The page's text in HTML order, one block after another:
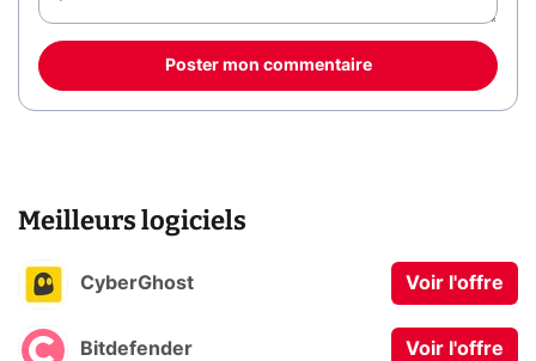
Poster mon commentaire
Meilleurs logiciels
CyberGhost Voir l'offre
Bitdefender Voir l'offre